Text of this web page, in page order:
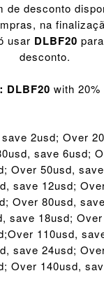
de desconto
na
usar DLBF20
desconto.
DLBF20 with 20%
2usd; Over
save 6usd;
Over 50usd,
save 12usd;
Over 80usd,
save 18usd;
110usd,
save 24usd;
Over 140usd,